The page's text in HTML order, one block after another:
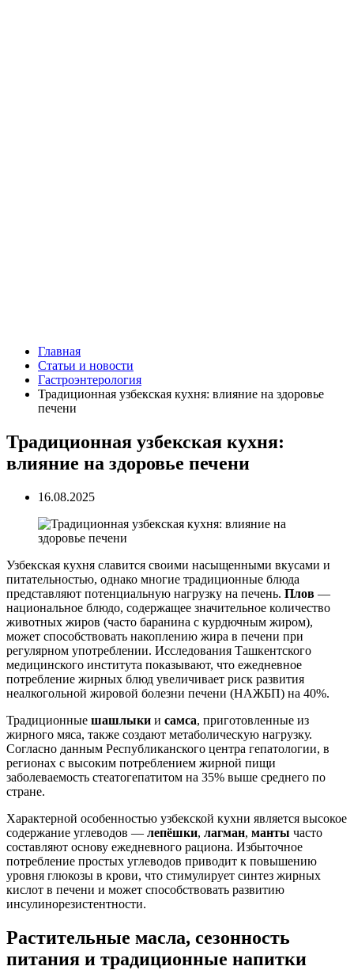
Главная
Статьи и новости
Гастроэнтерология
Традиционная узбекская кухня: влияние на здоровье
печени
Традиционная узбекская кухня:
влияние на здоровье печени
16.08.2025
Узбекская кухня славится своими насыщенными вкусами и
питательностью, однако многие традиционные блюда
представляют потенциальную нагрузку на печень. Плов —
национальное блюдо, содержащее значительное количество
животных жиров (часто баранина с курдючным жиром),
может способствовать накоплению жира в печени при
регулярном употреблении. Исследования Ташкентского
медицинского института показывают, что ежедневное
потребление жирных блюд увеличивает риск развития
неалкогольной жировой болезни печени (НАЖБП) на 40%.
Традиционные шашлыки и самса, приготовленные из
жирного мяса, также создают метаболическую нагрузку.
Согласно данным Республиканского центра гепатологии, в
регионах с высоким потреблением жирной пищи
заболеваемость стеатогепатитом на 35% выше среднего по
стране.
Характерной особенностью узбекской кухни является высокое
содержание углеводов — лепёшки, лагман, манты часто
составляют основу ежедневного рациона. Избыточное
потребление простых углеводов приводит к повышению
уровня глюкозы в крови, что стимулирует синтез жирных
кислот в печени и может способствовать развитию
инсулинорезистентности.
Растительные масла, сезонность
питания и традиционные напитки